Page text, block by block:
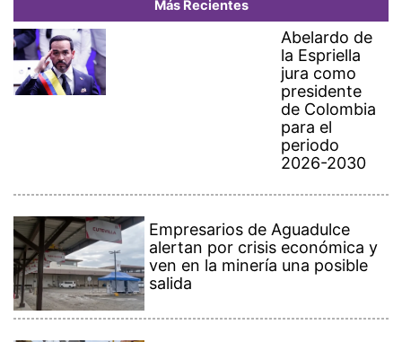
Más Recientes
Abelardo de
la Espriella
jura como
presidente
de Colombia
para el
periodo
2026-2030
Empresarios de Aguadulce
alertan por crisis económica y
ven en la minería una posible
salida